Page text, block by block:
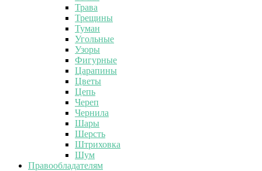
Трава
Трещины
Туман
Угольные
Узоры
Фигурные
Царапины
Цветы
Цепь
Череп
Чернила
Шары
Шерсть
Штриховка
Шум
Правообладателям